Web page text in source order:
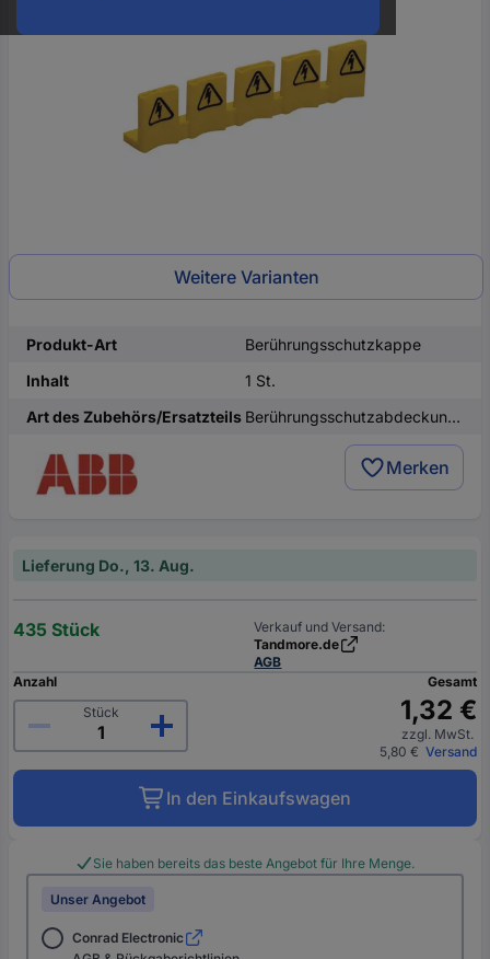
Weitere Varianten
Produkt-Art
Berührungsschutzkappe
Inhalt
1 St.
Art des Zubehörs/Ersatzteils
Berührungsschutzabdeckung Schiene
Merken
Lieferung Do., 13. Aug.
435 Stück
Verkauf und Versand:
Tandmore.de
AGB
Anzahl
Stück
Gesamt
1,32 €
zzgl. MwSt.
5,80 € Versand
In den Einkaufswagen
Sie haben bereits das beste Angebot für Ihre Menge.
Unser Angebot
Conrad Electronic